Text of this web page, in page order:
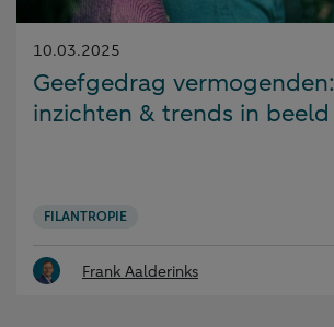
Gepubliceerd
op:
10.03.2025
Geefgedrag vermogenden:
inzichten & trends in beeld
FILANTROPIE
Frank Aalderinks